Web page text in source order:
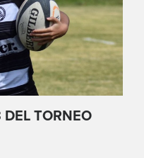
DEL TORNEO